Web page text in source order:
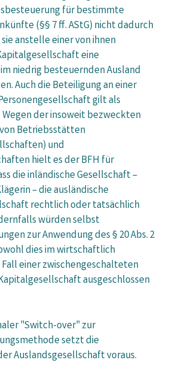
für bestimmte
(§§ 7 ff. AStG) nicht dadurch
anstelle einer von ihnen
eine
niedrig besteuernden Ausland
Auch die Beteiligung an einer
gilt als
der insoweit bezweckten
Betriebsstätten
und
hielt es der BFH für
die inländische Gesellschaft –
– die ausländische
rechtlich oder tatsächlich
würden selbst
zur Anwendung des § 20 Abs. 2
dies im wirtschaftlich
einer zwischengeschalteten
ausgeschlossen
"Switch-over" zur
setzt die
Auslandsgesellschaft voraus.